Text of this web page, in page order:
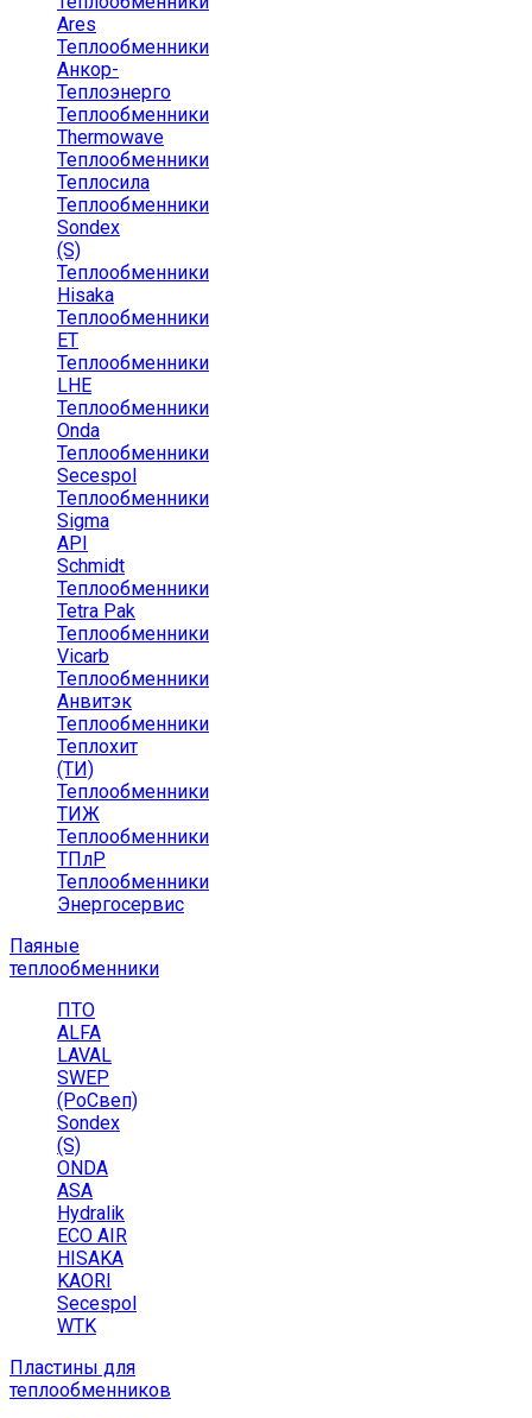
Ares
Теплообменники
Анкор-
Теплоэнерго
Теплообменники
Thermowave
Теплообменники
Теплосила
Теплообменники
Sondex
(S)
Теплообменники
Hisaka
Теплообменники
ЕТ
Теплообменники
LHE
Теплообменники
Onda
Теплообменники
Secespol
Теплообменники
Sigma
API
Schmidt
Теплообменники
Tetra Pak
Теплообменники
Vicarb
Теплообменники
Анвитэк
Теплообменники
Теплохит
(ТИ)
Теплообменники
ТИЖ
Теплообменники
ТПлР
Теплообменники
Энергосервис
Паяные
теплообменники
ПТО
ALFA
LAVAL
SWEP
(РоСвеп)
Sondex
(S)
ONDA
ASA
Hydralik
ECO AIR
HISAKA
KAORI
Secespol
WTK
Пластины для
теплообменников